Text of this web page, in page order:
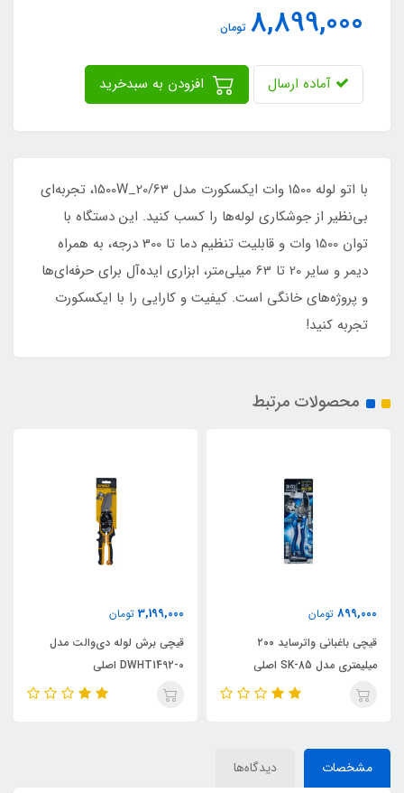
8,899,000 تومان
آماده ارسال
با اتو لوله 1500 وات ایکسکورت مدل 20/63_1500W، تجربه‌ای
بی‌نظیر از جوشکاری لوله‌ها را کسب کنید. این دستگاه با
توان 1500 وات و قابلیت تنظیم دما تا 300 درجه، به همراه
دیمر و سایر 20 تا 63 میلی‌متر، ابزاری ایده‌آل برای حرفه‌ای‌ها
و پروژه‌های خانگی است. کیفیت و کارایی را با ایکسکورت
تجربه کنید!
محصولات مرتبط
899,000 تومان
قیچی باغبانی واترساید ۲۰۰
میلیمتری مدل SK-85 اصلی
3,199,000 تومان
قیچی برش لوله دی‌والت مدل
DWHT1492-0 اصلی
مشخصات دیدگاه‌ها